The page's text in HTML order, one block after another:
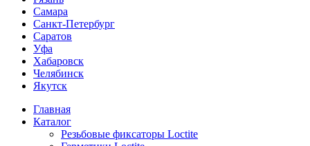
Самара
Санкт-Петербург
Саратов
Уфа
Хабаровск
Челябинск
Якутск
Главная
Каталог
Резьбовые фиксаторы Loctite